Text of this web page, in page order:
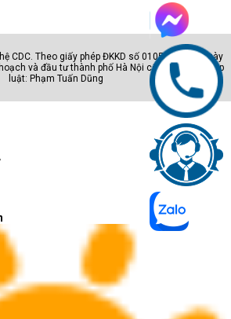
CDC. Theo giấy phép ĐKKD số 0105801222. Ngày
và đầu tư thành phố Hà Nội cấp. Đại diện pháp
luật: Phạm Tuấn Dũng